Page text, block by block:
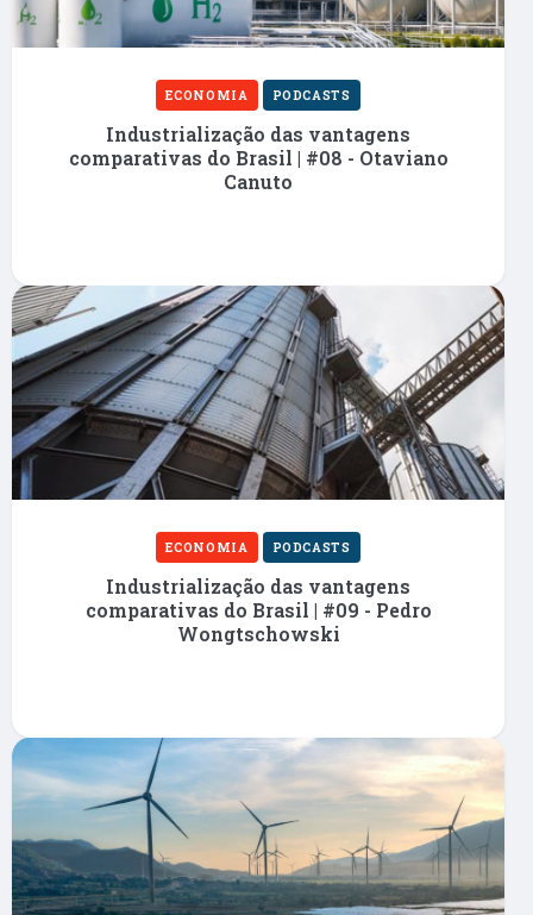
ECONOMIA PODCASTS
Industrialização das vantagens
comparativas do Brasil | #08 - Otaviano
Canuto
ECONOMIA PODCASTS
Industrialização das vantagens
comparativas do Brasil | #09 - Pedro
Wongtschowski